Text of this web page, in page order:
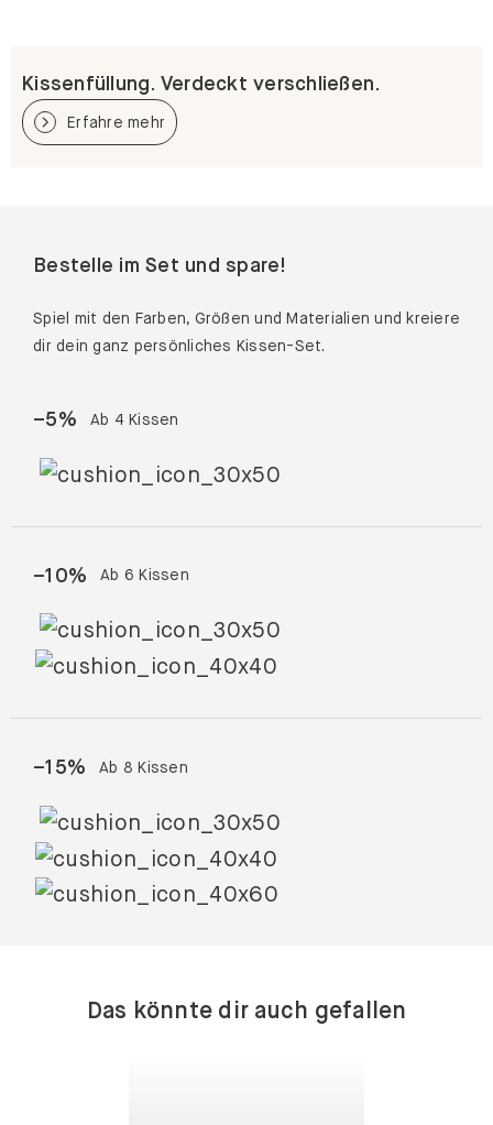
Kissenfüllung. Verdeckt verschließen.
Erfahre mehr
Bestelle im Set und spare!
Spiel mit den Farben, Größen und Materialien und kreiere
dir dein ganz persönliches Kissen-Set.
–5% Ab 4 Kissen
–10% Ab 6 Kissen
15% Ab 8 Kissen